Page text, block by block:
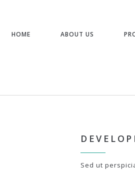
HOME ABOUT US
Sed ut